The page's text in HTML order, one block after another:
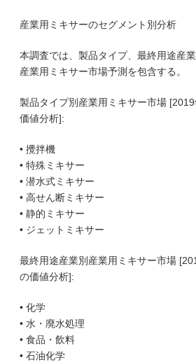
産業用ミキサーのセグメント別分析
本調査では、製品タイプ、最終用途産
産業用ミキサー市場予測を包含する。
製品タイプ別産業用ミキサー市場
価値分析]:
• 攪拌機
• 特殊ミキサー
• 潜水式ミキサー
• 高せん断ミキサー
• 静的ミキサー
• ジェットミキサー
最終用途産業別産業用ミキサー市場
の価値分析]:
• 化学
• 水・廃水処理
• 食品・飲料
• 石油化学